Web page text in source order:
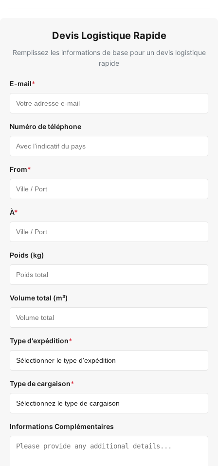
Devis Logistique Rapide
Remplissez les informations de base pour un devis logistique
rapide
E-mail*
Numéro de téléphone
From*
À*
Poids (kg)
Volume total (m³)
Type d'expédition*
Type de cargaison*
Informations Complémentaires